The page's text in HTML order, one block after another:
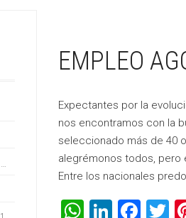
EMPLEO
Expectantes por la
nos encontramos con la
seleccionado más de 40
alegrémonos todos, pero
Entre los nacionales
WhatsApp